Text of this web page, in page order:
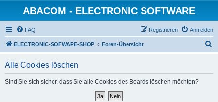
ABACOM - ELECTRONIC SOFTWARE
FAQ Anmelden
Registrieren
ELECTRONIC-SOFWARE-SHOP Foren-Übersicht
Alle Cookies löschen
Sind Sie sich sicher, dass Sie alle Cookies des Boards löschen möchten?